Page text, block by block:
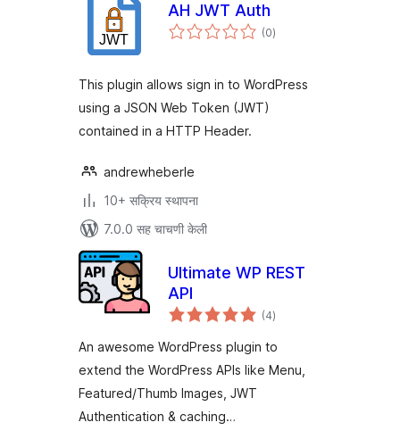
AH JWT Auth
(0एकूण
मूल्यांकन
)
This plugin allows sign in to WordPress
using a JSON Web Token (JWT)
contained in a HTTP Header.
andrewheberle
10+ सक्रिय स्थापना
7.0.0 सह चाचणी केली
Ultimate WP REST
API
(4एकूण
मूल्यांकन
)
An awesome WordPress plugin to
extend the WordPress APIs like Menu,
Featured/Thumb Images, JWT
Authentication & caching…